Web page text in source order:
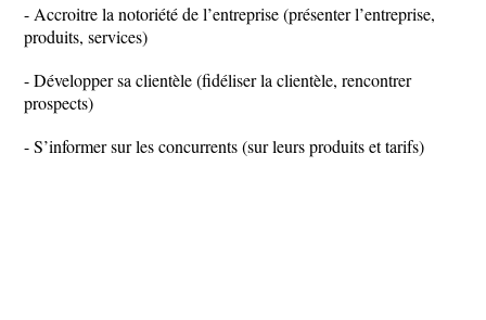
- Accroitre la notoriété de l’entreprise (présenter l’entreprise,
produits, services)
- Développer sa clientèle (fidéliser la clientèle, rencontrer
prospects)
- S’informer sur les concurrents (sur leurs produits et tarifs)